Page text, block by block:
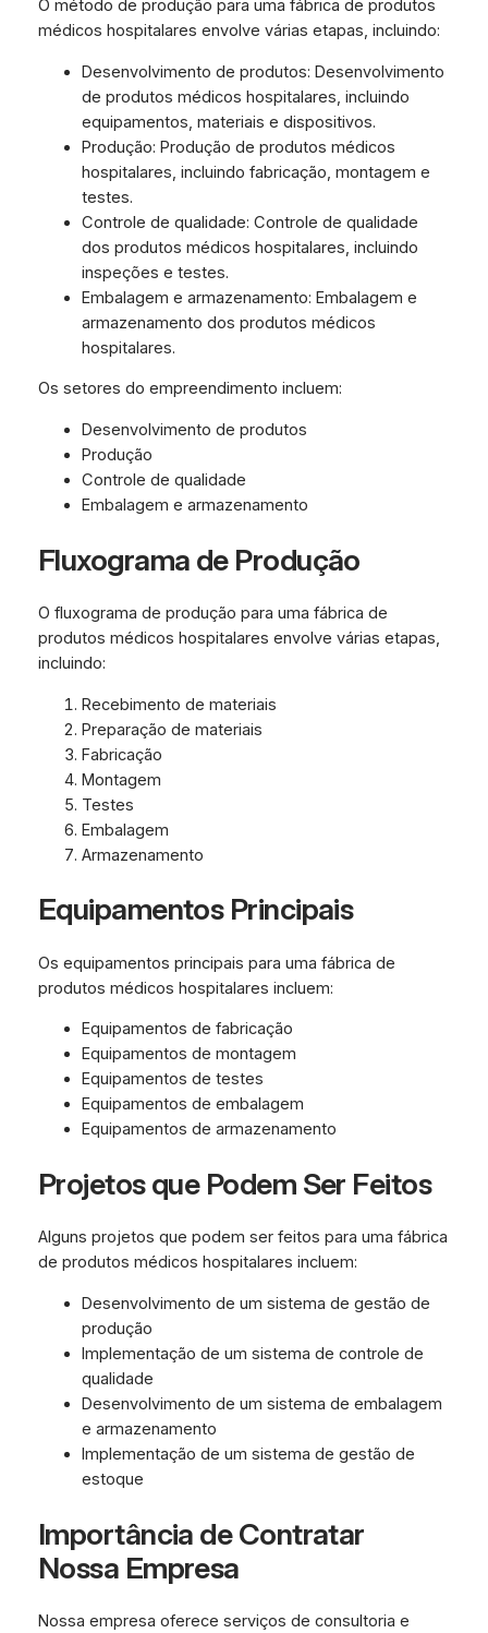
O método de produção para uma fábrica de produtos
médicos hospitalares envolve várias etapas, incluindo:
Desenvolvimento de produtos: Desenvolvimento
de produtos médicos hospitalares, incluindo
equipamentos, materiais e dispositivos.
Produção: Produção de produtos médicos
hospitalares, incluindo fabricação, montagem e
testes.
Controle de qualidade: Controle de qualidade
dos produtos médicos hospitalares, incluindo
inspeções e testes.
Embalagem e armazenamento: Embalagem e
armazenamento dos produtos médicos
hospitalares.
Os setores do empreendimento incluem:
Desenvolvimento de produtos
Produção
Controle de qualidade
Embalagem e armazenamento
Fluxograma de Produção
O fluxograma de produção para uma fábrica de
produtos médicos hospitalares envolve várias etapas,
incluindo:
Recebimento de materiais
Preparação de materiais
Fabricação
Montagem
Testes
Embalagem
Armazenamento
Equipamentos Principais
Os equipamentos principais para uma fábrica de
produtos médicos hospitalares incluem:
Equipamentos de fabricação
Equipamentos de montagem
Equipamentos de testes
Equipamentos de embalagem
Equipamentos de armazenamento
Projetos que Podem Ser Feitos
Alguns projetos que podem ser feitos para uma fábrica
de produtos médicos hospitalares incluem:
Desenvolvimento de um sistema de gestão de
produção
Implementação de um sistema de controle de
qualidade
Desenvolvimento de um sistema de embalagem
e armazenamento
Implementação de um sistema de gestão de
estoque
Importância de Contratar
Nossa Empresa
Nossa empresa oferece serviços de consultoria e